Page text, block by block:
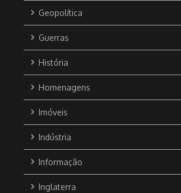
Geopolítica
Guerras
História
Homenagens
Imóveis
Indústria
Informação
Inglaterra